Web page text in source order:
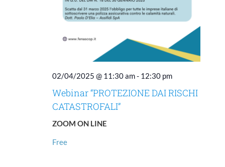
02/04/2025 @ 11:30 am- 12:30 pm
Webinar “PROTEZIONE DAI RISCHI
CATASTROFALI”
ZOOM ON LINE
Free